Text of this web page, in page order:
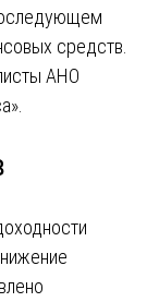
средств.
АНО